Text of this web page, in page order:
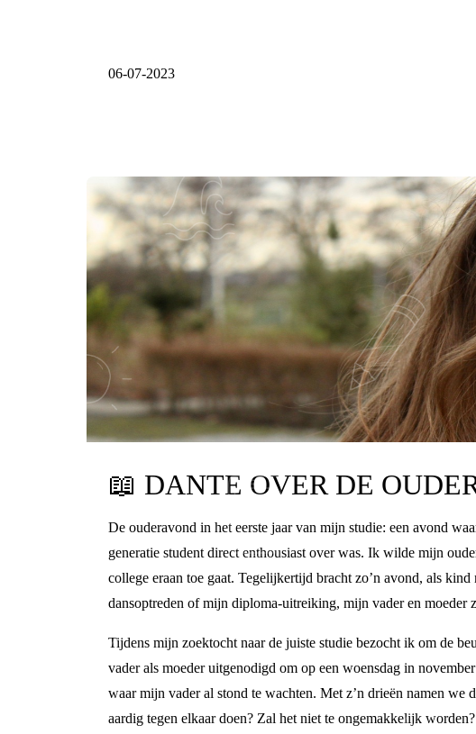
06-07-2023
📖 DANTE OVER DE
De ouderavond in het eerste jaar van mijn studie: een avond
generatie student direct enthousiast over was. Ik wilde mijn
college eraan toe gaat. Tegelijkertijd bracht zo’n avond, als
dansoptreden of mijn diploma-uitreiking, mijn vader en moeder
Tijdens mijn zoektocht naar de juiste studie bezocht ik om de
vader als moeder uitgenodigd om op een woensdag in
waar mijn vader al stond te wachten. Met z’n drieën namen
aardig tegen elkaar doen? Zal het niet te ongemakkelijk